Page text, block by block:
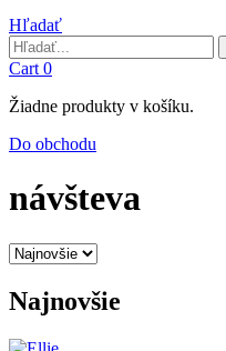
Hľadať
Hľadať
Cart 0
Žiadne produkty v košíku.
Do obchodu
návšteva
Najnovšie